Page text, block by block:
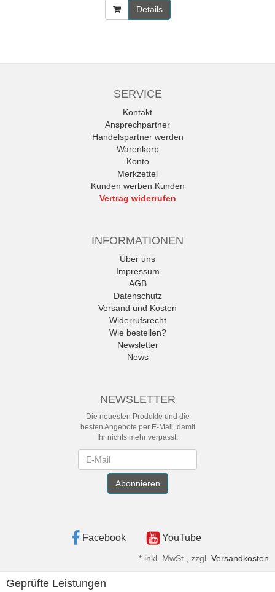
Details
SERVICE
Kontakt
Ansprechpartner
Handelspartner werden
Warenkorb
Konto
Merkzettel
Kunden werben Kunden
Vertrag widerrufen
INFORMATIONEN
Über uns
Impressum
AGB
Datenschutz
Versand und Kosten
Widerrufsrecht
Wie bestellen?
Newsletter
News
NEWSLETTER
Die neuesten Produkte und die
besten Angebote per E-Mail, damit
Ihr nichts mehr verpasst.
Abonnieren
Facebook YouTube
* inkl. MwSt., zzgl. Versandkosten
Geprüfte Leistungen